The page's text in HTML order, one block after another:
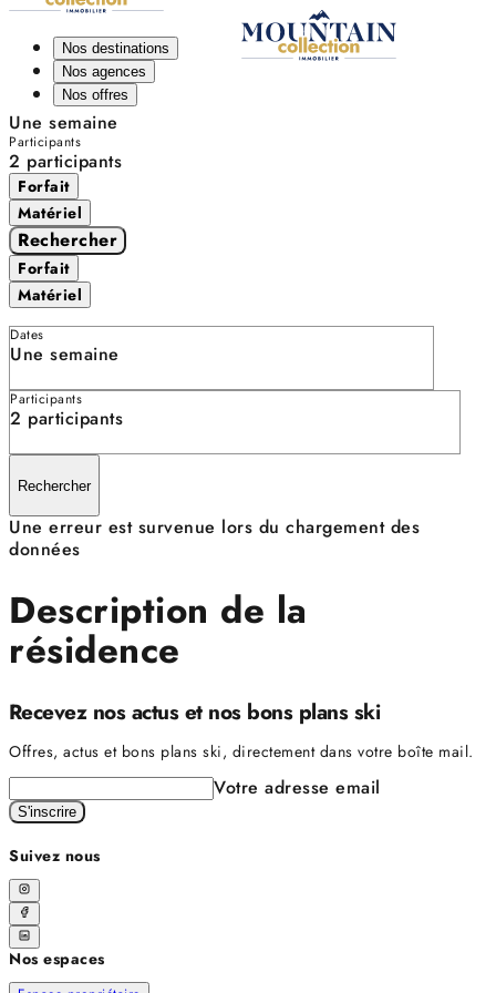
Nos destinations
Nos agences
Nos offres
Une semaine
Participants
2 participants
Forfait
Matériel
Rechercher
Forfait
Matériel
Dates
Une semaine
Participants
2 participants
Rechercher
Une erreur est survenue lors du chargement des
données
Description de la
résidence
Recevez nos actus et nos bons plans ski
Offres, actus et bons plans ski, directement dans votre boîte mail.
Votre adresse email
S'inscrire
Suivez nous
Nos espaces